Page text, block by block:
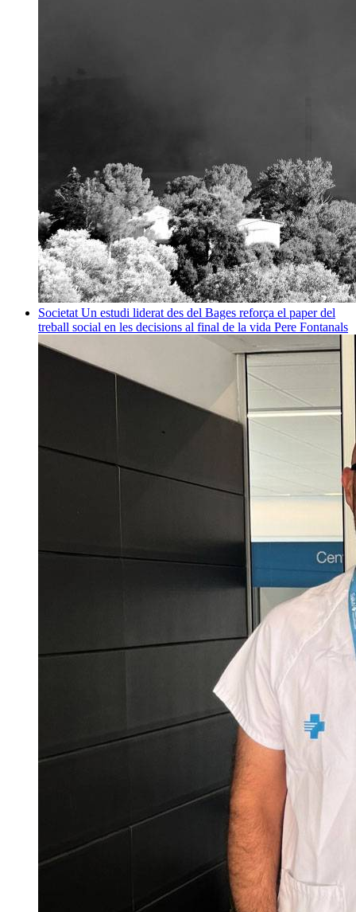
Societat Un estudi liderat des del Bages reforça el paper del
treball social en les decisions al final de la vida Pere Fontanals